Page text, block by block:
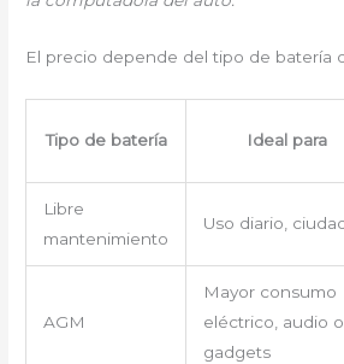
El precio depende del tipo de batería
Tipo de batería Ideal para
Libre
mantenimiento
Uso diario,
AGM
Mayor consumo
eléctrico, audio o
gadgets